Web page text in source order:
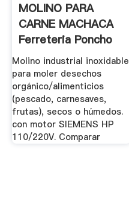
MOLINO PARA
CARNE MACHACA
Ferreteria Poncho
Castro
Molino industrial inoxidable
para moler desechos
orgánico/alimenticios
(pescado, carnesaves,
frutas), secos o húmedos.
con motor SIEMENS HP
110/220V. Comparar